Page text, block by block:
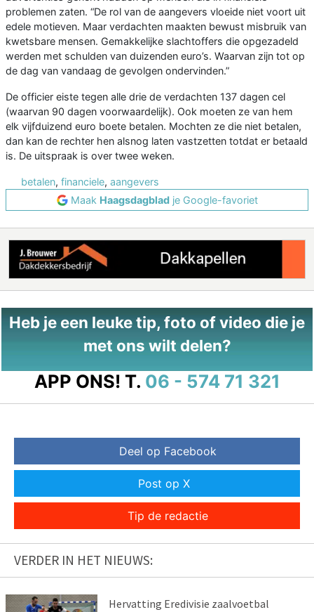
problemen zaten. “De rol van de aangevers vloeide niet voort uit
edele motieven. Maar verdachten maakten bewust misbruik van
kwetsbare mensen. Gemakkelijke slachtoffers die opgezadeld
werden met schulden van duizenden euro’s. Waarvan zijn tot op
de dag van vandaag de gevolgen ondervinden.”
De officier eiste tegen alle drie de verdachten 137 dagen cel
(waarvan 90 dagen voorwaardelijk). Ook moeten ze van hem
elk vijfduizend euro boete betalen. Mochten ze die niet betalen,
dan kan de rechter hen alsnog laten vastzetten totdat er betaald
is. De uitspraak is over twee weken.
betalen, financiele, aangevers
Maak Haagsdagbladje Google-favoriet
Heb je een leuke tip, foto of video die je
met ons wilt delen?
APP ONS! T. 06 - 574 71 321
Deel op Facebook
Post op X
Tip de redactie
VERDER IN HET NIEUWS:
Hervatting Eredivisie zaalvoetbal